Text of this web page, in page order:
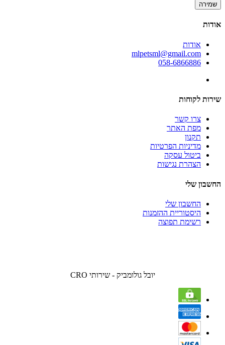
שמירה
אודות
אודות
mlpetsml@gmail.com
058-6866886
שירות לקוחות
צרו קשר
מפת האתר
תקנון
מדיניות הפרטיות
ביטול עסקה
הצהרת נגישות
החשבון שלי
החשבון שלי
היסטוריית ההזמנות
רשימת תפוצה
יובל גולומביק - שירותי CRO